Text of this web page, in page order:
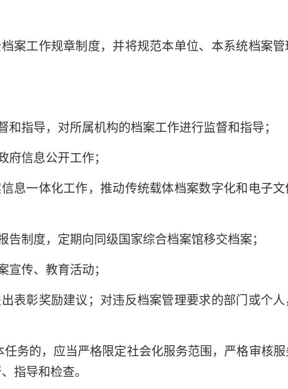
案工作规章制度，并将规范本单位、本系统档案
指导，对所属机构的档案工作进行监督和指导；
府信息公开工作；
息一体化工作，推动传统载体档案数字化和电子
制度，定期向同级国家综合档案馆移交档案；
宣传、教育活动；
表彰奖励建议；对违反档案管理要求的部门或个
务的，应当严格限定社会化服务范围，严格审核
指导和检查。